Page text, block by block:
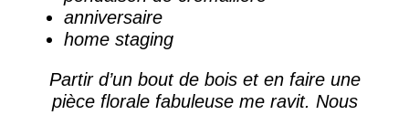
anniversaire
home staging
Partir d’un bout de bois et en faire une
pièce florale fabuleuse me ravit. Nous